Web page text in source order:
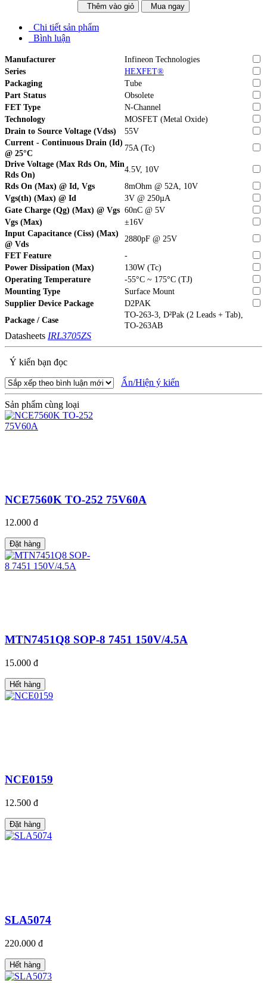
Thêm vào giỏ Mua ngay
Chi tiết sản phẩm
Bình luận
Manufacturer
Infineon Technologies
Series
HEXFET®
Packaging
Tube
Part Status
Obsolete
FET Type
N-Channel
Technology
MOSFET (Metal Oxide)
Drain to Source Voltage (Vdss)
55V
Current - Continuous Drain (Id)
@ 25°C
75A (Tc)
Drive Voltage (Max Rds On, Min
Rds On)
4.5V, 10V
Rds On (Max) @ Id, Vgs
8mOhm @ 52A, 10V
Vgs(th) (Max) @ Id
3V @ 250µA
Gate Charge (Qg) (Max) @ Vgs 60nC @ 5V
Vgs (Max)
±16V
Input Capacitance (Ciss) (Max)
@ Vds
2880pF @ 25V
FET Feature
-
Power Dissipation (Max)
130W (Tc)
Operating Temperature
-55°C ~ 175°C (TJ)
Mounting Type
Surface Mount
Supplier Device Package
D2PAK
Package / Case
TO-263-3, D²Pak (2 Leads + Tab),
TO-263AB
Datasheets IRL3705ZS
Ý kiến bạn đọc
Ẩn/Hiện ý kiến
Sản phẩm cùng loại
NCE7560K TO-252 75V60A
12.000 đ
Đặt hàng
MTN7451Q8 SOP-8 7451 150V/4.5A
15.000 đ
Hết hàng
NCE0159
12.500 đ
Đặt hàng
SLA5074
220.000 đ
Hết hàng